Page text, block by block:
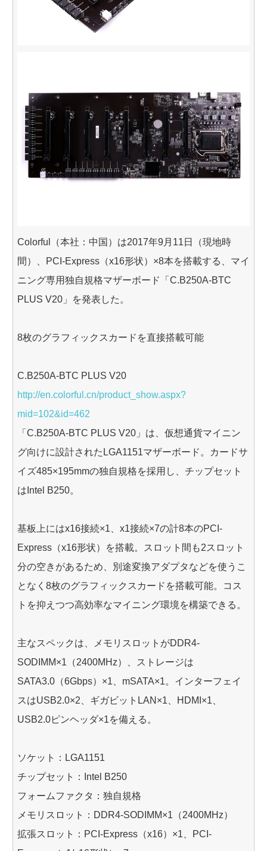
Colorful（本社：中国）は2017年9月11日（現地時
間）、PCI-Express（x16形状）×8本を搭載する、マイ
ニング専用独自規格マザーボード「C.B250A-BTC
PLUS V20」を発表した。
8枚のグラフィックスカードを直接搭載可能
C.B250A-BTC PLUS V20
http://en.colorful.cn/product_show.aspx?
mid=102&id=462
「C.B250A-BTC PLUS V20」は、仮想通貨マイニン
グ向けに設計されたLGA1151マザーボード。カードサ
イズ485×195mmの独自規格を採用し、チップセット
はIntel B250。
基板上にはx16接続×1、x1接続×7の計8本のPCI-
Express（x16形状）を搭載。スロット間も2スロット
分の空きがあるため、別途変換アダプタなどを使うこ
となく8枚のグラフィックスカードを搭載可能。コス
トを抑えつつ高効率なマイニング環境を構築できる。
主なスペックは、メモリスロットがDDR4-
SODIMM×1（2400MHz）、ストレージは
SATA3.0（6Gbps）×1、mSATA×1。インターフェイ
スはUSB2.0×2、ギガビットLAN×1、HDMI×1、
USB2.0ピンヘッダ×1を備える。
ソケット：LGA1151
チップセット：Intel B250
フォームファクタ：独自規格
メモリスロット：DDR4-SODIMM×1（2400MHz）
拡張スロット：PCI-Express（x16）×1、PCI-